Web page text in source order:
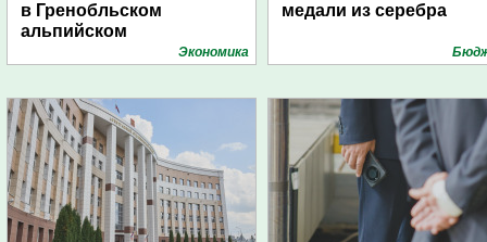
в Гренобльском
альпийском
Экономика
медали из серебра